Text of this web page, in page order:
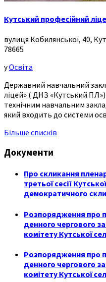
Кутський професійний
вулиця Кобилянської, 40,
78665
уОсвіта
Державний навчальний
ліцей» ( ДНЗ «Кутський
технічним навчальним
який входить до системи
Більше списків
Документи
Про скликання
третьої сесії
демократичного
Розпорядження про
денного чергового
комітету Кутської
Розпорядження про
денного чергового
комітету Кутської